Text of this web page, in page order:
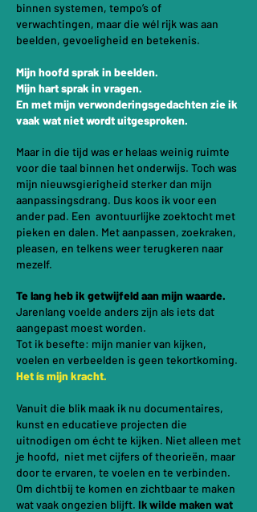
binnen systemen, tempo’s of
verwachtingen, maar die wél rijk was aan
beelden, gevoeligheid en betekenis.
Mijn hoofd sprak in beelden.
Mijn hart sprak in vragen.
En met mijn verwonderingsgedachten zie ik
vaak wat niet wordt uitgesproken.
Maar in die tijd was er helaas weinig ruimte
voor die taal binnen het onderwijs. Toch was
mijn nieuwsgierigheid sterker dan mijn
aanpassingsdrang. Dus koos ik voor een
ander pad. Een avontuurlijke zoektocht met
pieken en dalen. Met aanpassen, zoekraken,
pleasen, en telkens weer terugkeren naar
mezelf.
Te lang heb ik getwijfeld aan mijn waarde.
Jarenlang voelde anders zijn als iets dat
aangepast moest worden.
Tot ik besefte: mijn manier van kijken,
voelen en verbeelden is geen tekortkoming.
Het ís mijn kracht.
Vanuit die blik maak ik nu documentaires,
kunst en educatieve projecten die
uitnodigen om écht te kijken. Niet alleen met
je hoofd, niet met cijfers of theorieën, maar
door te ervaren, te voelen en te verbinden.
Om dichtbij te komen en zichtbaar te maken
wat vaak ongezien blijft. Ik wilde maken wat